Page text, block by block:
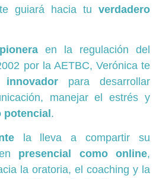
guiará hacia tu verdadero
en la regulación del
por la AETBC, Verónica te
innovador para desarrollar
manejar el estrés y
potencial.
la lleva a compartir su
presencial como online,
la oratoria, el coaching y la